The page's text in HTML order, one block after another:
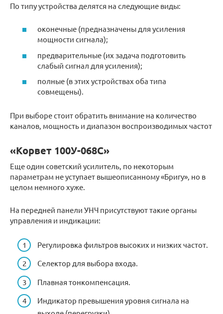
По типу устройства делятся на следующие виды:
оконечные (предназначены для усиления
мощности сигнала);
предварительные (их задача подготовить
слабый сигнал для усиления);
полные (в этих устройствах оба типа
совмещены).
При выборе стоит обратить внимание на количество
каналов, мощность и диапазон воспроизводимых частот
«Корвет 100У-068С»
Еще один советский усилитель, по некоторым
параметрам не уступает вышеописанному «Бригу», но в
целом немного хуже.
На передней панели УНЧ присутствуют такие органы
управления и индикации:
Регулировка фильтров высоких и низких частот.
Селектор для выбора входа.
Плавная тонкомпенсация.
Индикатор превышения уровня сигнала на